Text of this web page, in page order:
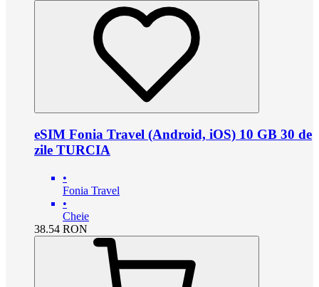
eSIM Fonia Travel (Android, iOS) 10 GB 30 de
zile TURCIA
•
Fonia Travel
•
Cheie
38.54 RON